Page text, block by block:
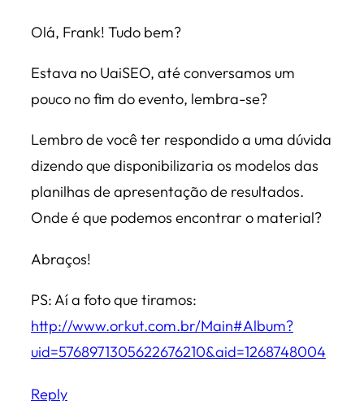
Olá, Frank! Tudo bem?
Estava no UaiSEO, até conversamos um
pouco no fim do evento, lembra-se?
Lembro de você ter respondido a uma dúvida
dizendo que disponibilizaria os modelos das
planilhas de apresentação de resultados.
Onde é que podemos encontrar o material?
Abraços!
PS: Aí a foto que tiramos:
http://www.orkut.com.br/Main#Album?
uid=5768971305622676210&aid=1268748004
Reply